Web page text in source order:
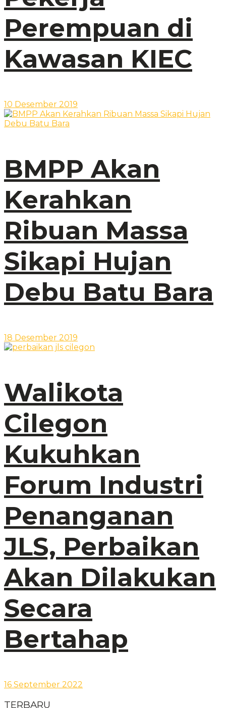
Perempuan di
Kawasan KIEC
10 Desember 2019
BMPP Akan
Kerahkan
Ribuan Massa
Sikapi Hujan
Debu Batu Bara
18 Desember 2019
Walikota
Cilegon
Kukuhkan
Forum Industri
Penanganan
JLS, Perbaikan
Akan Dilakukan
Secara
Bertahap
16 September 2022
TERBARU